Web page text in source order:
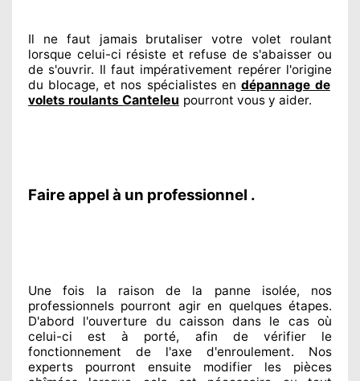
Il ne faut jamais brutaliser votre volet roulant
lorsque celui-ci résiste et refuse de s'abaisser ou
de s'ouvrir. Il faut impérativement repérerl'origine
du blocage, et nos spécialistesen dépannage de
volets roulants Canteleu pourront vous y aider.
Faire appel à un professionnel .
Une fois la raison de la panne isolée, nos
professionnels pourront agiren quelques étapes.
D'abord l'ouverture du caisson dans le cas où
celui-ci est à porté, afin de vérifier le
fonctionnement de l'axe d'enroulement. Nos
experts pourront ensuite modifier les pièces